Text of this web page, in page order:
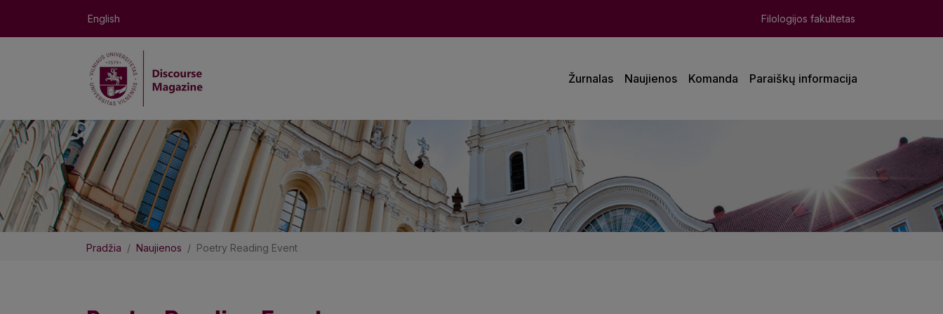
English Filologijos fakultetas
Žurnalas Naujienos Komanda Paraiškų informacija
Pradžia Naujienos Poetry Reading Event